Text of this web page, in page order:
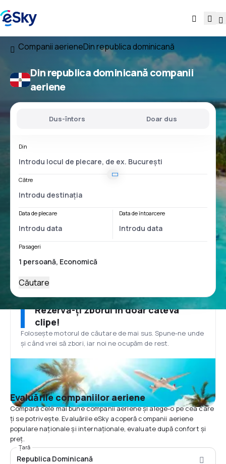
Companii aerieneDin republica dominicană
Din republica dominicană companii
aeriene
Dus-întors Doar dus
Din
Către
Data de plecare Data de întoarcere
Pasageri
Căutare
Rezervă-ți zborul în doar câteva
clipe!
Folosește motorul de căutare de mai sus. Spune-ne unde
și când vrei să zbori, iar noi ne ocupăm de rest.
Evaluările companiilor aeriene
Compară cele mai bune companii aeriene și alege-o pe cea care
ți se potrivește. Evaluările eSky acoperă companii aeriene
populare naționale și internaționale, evaluate după confort și
preț.
Țară
Republica Dominicană